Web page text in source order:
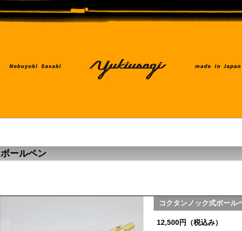
ボールペン
コクタンノック式ボール
12,500円（税込み）